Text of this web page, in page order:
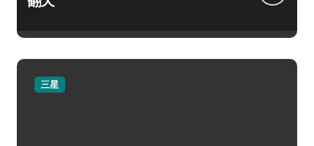
三星